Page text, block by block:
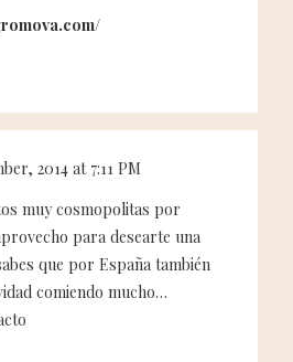
2014 at 7:11 PM
muy cosmopolitas por
para desearte una
que por España también
comiendo mucho…